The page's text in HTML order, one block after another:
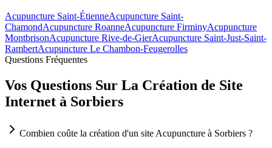
Acupuncture Saint-ÉtienneAcupuncture Saint-
ChamondAcupuncture RoanneAcupuncture FirminyAcupuncture
MontbrisonAcupuncture Rive-de-GierAcupuncture Saint-Just-Saint-
RambertAcupuncture Le Chambon-Feugerolles
Questions Fréquentes
Vos Questions Sur La Création de Site
Internet à Sorbiers
Combien coûte la création d'un site Acupuncture à Sorbiers ?